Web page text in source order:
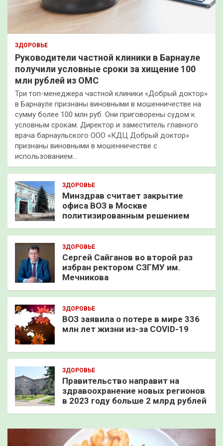
ЗДОРОВЬЕ
Руководители частной клиники в Барнауле
получили условные сроки за хищение 100
млн рублей из ОМС
Три топ-менеджера частной клиники «Добрый доктор»
в Барнауле признаны виновными в мошенничестве на
сумму более 100 млн руб. Они приговорены судом к
условным срокам. Директор и заместитель главного
врача барнаульского ООО «КДЦ Добрый доктор»
признаны виновными в мошенничестве с
использованием…
ЗДОРОВЬЕ
Минздрав считает закрытие
офиса ВОЗ в Москве
политизированным решением
ЗДОРОВЬЕ
Сергей Сайганов во второй раз
избран ректором СЗГМУ им.
Мечникова
ЗДОРОВЬЕ
ВОЗ заявила о потере в мире 336
млн лет жизни из-за COVID-19
ЗДОРОВЬЕ
Правительство направит на
здравоохранение новых регионов
в 2023 году больше 2 млрд рублей